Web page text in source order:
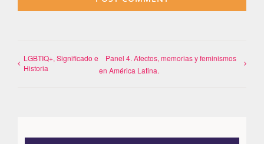
LGBTIQ+, Significado e
Historia
Panel 4. Afectos, memorias y feminismos
en América Latina.